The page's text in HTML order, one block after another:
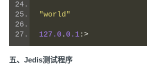
"world"
127.0 . 0.1:>
五、Jedis测试程序